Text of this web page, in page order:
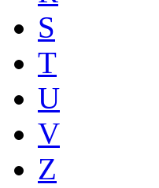
S
T
U
V
Z